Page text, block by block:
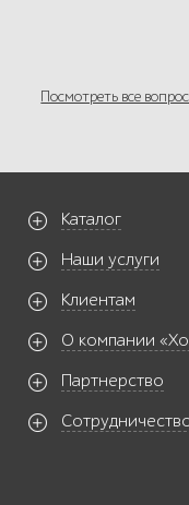
Посмотреть все
Каталог
Наши услуги
Клиентам
О компании
Партнерство